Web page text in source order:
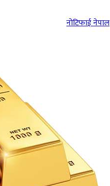
नोटिफाई नेपाल